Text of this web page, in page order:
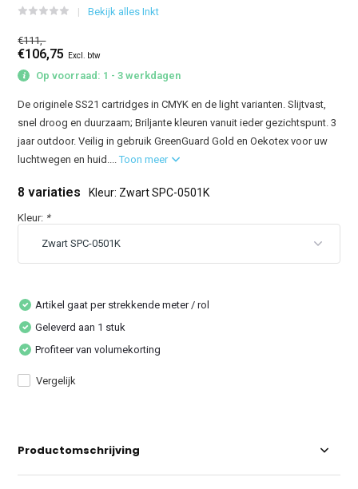
Bekijk alles Inkt
€111,-
€106,75 Excl. btw
Op voorraad: 1 - 3 werkdagen
De originele SS21 cartridges in CMYK en de light varianten. Slijtvast,
snel droog en duurzaam; Briljante kleuren vanuit ieder gezichtspunt. 3
jaar outdoor. Veilig in gebruik GreenGuard Gold en Oekotex voor uw
luchtwegen en huid....Toon meer
8 variaties Kleur: Zwart SPC-0501K
Kleur: *
Artikel gaat per strekkende meter / rol
Geleverd aan 1 stuk
Profiteer van volumekorting
Vergelijk
Productomschrijving